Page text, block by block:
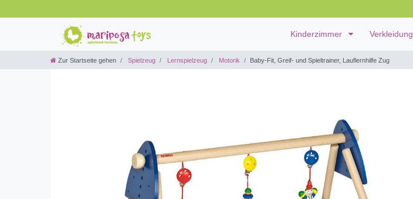
Kinderzimmer Verkleidung
Zur Startseite gehen Spielzeug Lernspielzeug Motorik Baby-Fit, Greif- und Spieltrainer, Lauflernhilfe Zug